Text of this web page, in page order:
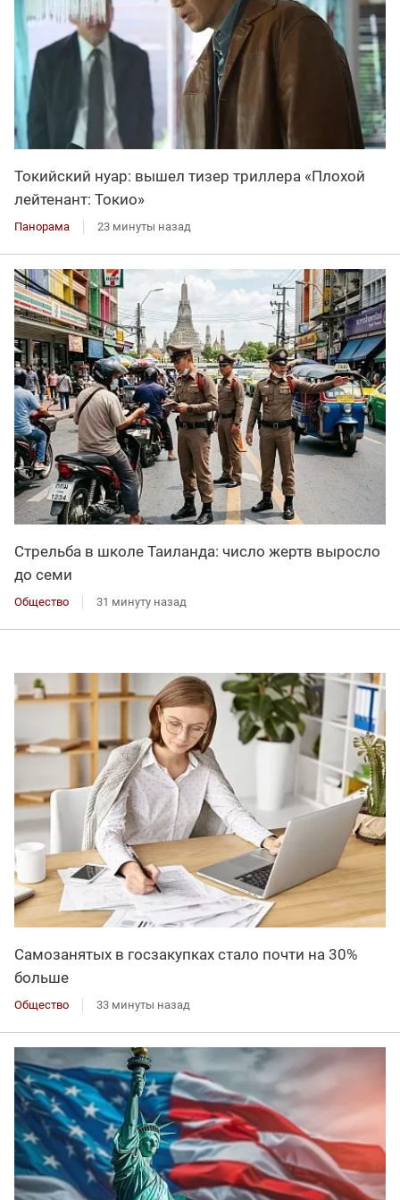
Токийский нуар: вышел тизер триллера «Плохой
лейтенант: Токио»
Панорама 23 минуты назад
Стрельба в школе Таиланда: число жертв выросло
до семи
Общество 31 минуту назад
Самозанятых в госзакупках стало почти на 30%
больше
Общество 33 минуты назад